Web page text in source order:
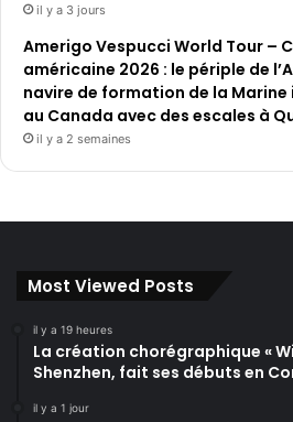
il y a 3 jours
Amerigo Vespucci World Tour –
américaine 2026 : le périple de
navire de formation de la
au Canada avec des escales à
il y a 2 semaines
Most Viewed Posts
il y a 19 heures
La création chorégraphique «
Shenzhen, fait ses débuts en
il y a 1 jour